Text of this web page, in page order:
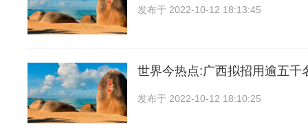
发布于 2022-10-12 18:13:45
世界今热点:广西拟招用逾五千
发布于 2022-10-12 18:10:25